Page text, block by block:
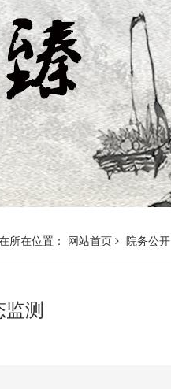
所在位置： 网站首页 院务公开
测